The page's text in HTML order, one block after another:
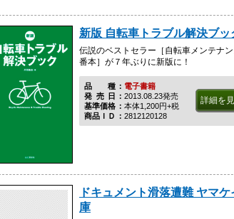
新版 自転車トラブル解決ブッ
伝説のベストセラー［自転車メンテナ
番本］が７年ぶりに新版に！
品種電子書籍
発売日 2013.08.23発売
基準価格
本体1,200円+税
商品ＩＤ
2812120128
詳細を
ドキュメント滑落遭難 ヤマケ
庫